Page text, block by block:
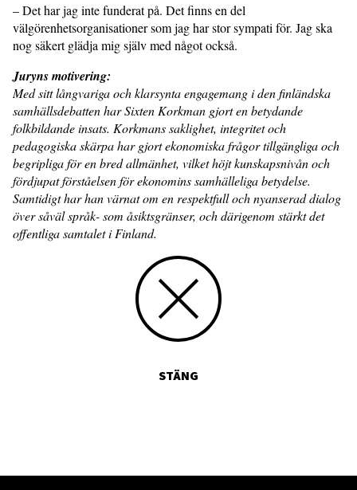
– Det har jag inte funderat på. Det finns en del
välgörenhetsorganisationer som jag har stor sympati för. Jag ska
nog säkert glädja mig själv med något också.
Juryns motivering:
Med sitt långvariga och klarsynta engagemang i den finländska
samhällsdebatten har Sixten Korkman gjort en betydande
folkbildande insats. Korkmans saklighet, integritet och
pedagogiska skärpa har gjort ekonomiska frågor tillgängliga och
begripliga för en bred allmänhet, vilket höjt kunskapsnivån och
fördjupat förståelsen för ekonomins samhälleliga betydelse.
Samtidigt har han värnat om en respektfull och nyanserad dialog
över såväl språk- som åsiktsgränser, och därigenom stärkt det
offentliga samtalet i Finland.
STÄNG